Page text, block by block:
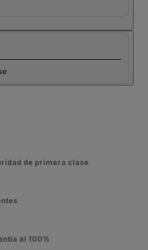
de primera clase
al 100%